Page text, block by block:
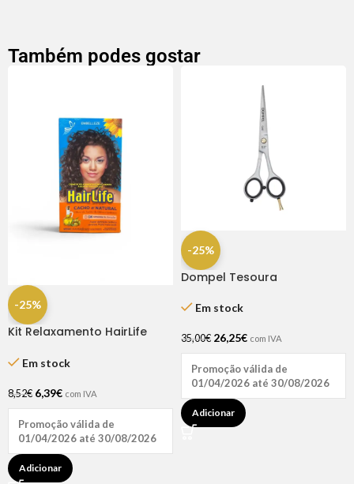
Também podes gostar
-25%
Kit Relaxamento HairLife
Em stock
8,52€ 6,39€ com IVA
Promoção válida de
01/04/2026 até 30/08/2026
Adicionar
-25%
Dompel Tesoura
Navalha 6.5″
Em stock
35,00€ 26,25€ com IVA
Promoção válida de
01/04/2026 até 30/08/2026
Adicionar